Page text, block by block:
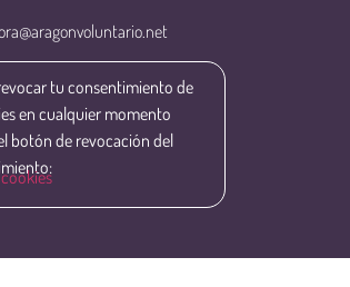
tu consentimiento de
en cualquier momento
botón de revocación del